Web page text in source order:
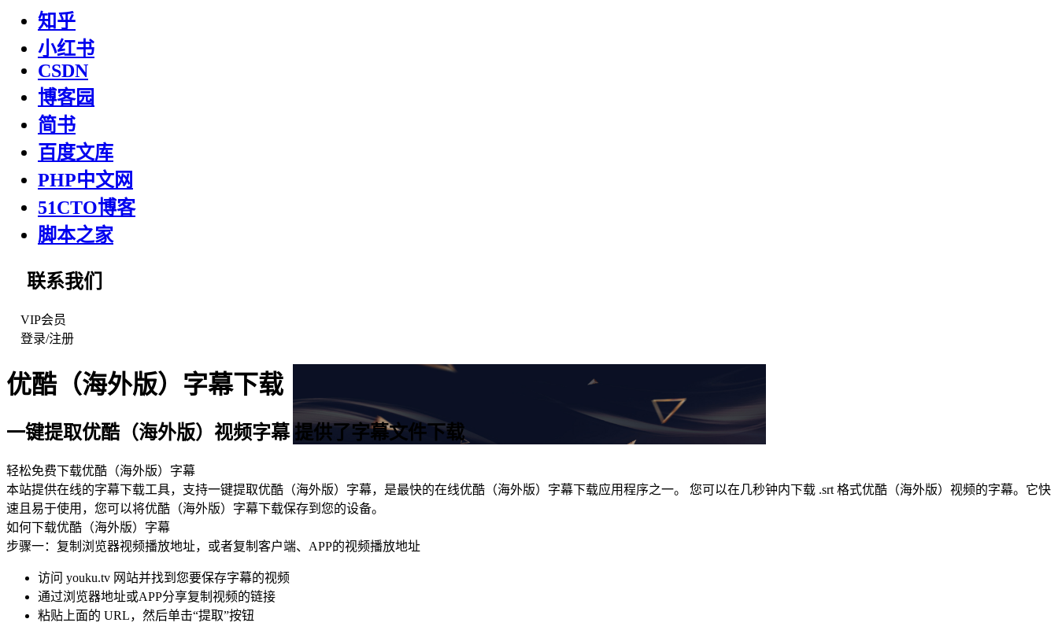
知乎
小红书
CSDN
博客园
简书
百度文库
PHP中文网
51CTO博客
脚本之家
联系我们
VIP会员
登录/注册
优酷（海外版） 字幕下载
一键提取优酷（海外版） 视频字幕 提供了字幕文件下载
轻松免费下载优酷（海外版） 字幕
本站提供在线的字幕下载工具，支持一键提取优酷（海外版）字幕，是最快的在线优酷（海外版）字幕下载应用程序之一。 您可以在几秒钟内下载 .srt 格式优酷（海外版）视频的字幕。它快
速且易于使用，您可以将优酷（海外版）字幕下载保存到您的设备。
如何下载优酷（海外版） 字幕
步骤一：复制浏览器视频播放地址，或者复制客户端、APP的视频播放地址
访问 youku.tv 网站并找到您要保存字幕的视频
通过浏览器地址或APP分享复制视频的链接
粘贴上面的 URL，然后单击“提取”按钮